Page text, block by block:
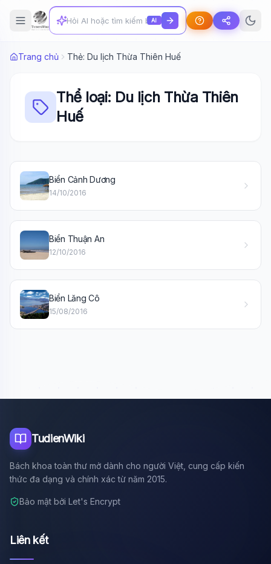
AI
Trang chủ Thẻ: Du lịch Thừa Thiên Huế
Thể loại: Du lịch Thừa Thiên
Huế
Biển Cảnh Dương
14/10/2016
Biển Thuận An
12/10/2016
Biển Lăng Cô
15/08/2016
TudienWiki
Bách khoa toàn thư mở dành cho người Việt, cung cấp kiến
thức đa dạng và chính xác từ năm 2015.
Bảo mật bởi Let's Encrypt
Liên kết
🤖Wiki Trợ Lý
Tôi là trợ lý AI của TuDienWiki. Hãy hỏi tôi bất kỳ điều gì